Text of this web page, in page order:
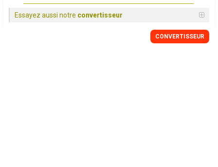
Essayez aussi notre convertisseur
CONVERTISSEUR